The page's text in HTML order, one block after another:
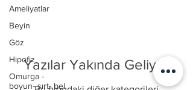
Ameliyatlar
Beyin
Göz
Hipofiz
Omurga -
boyun- sırt- bel
Yazılar Yakında Geliyor